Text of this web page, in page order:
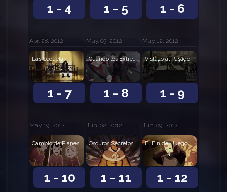
1 - 4
Apr. 28, 2012
1 - 5
May. 05, 2012
1 - 6
May. 12, 2012
1 - 7
Las Secuelas
May. 19, 2012
1 - 8
Cuando los Extremos se Encuentran
Jun. 02, 2012
1 - 9
Vistazo al Pasado
Jun. 09, 2012
1 - 10
Cambio de Planes
1 - 11
Oscuros Secretos del Pasado
1 - 12
El Fin del Juego